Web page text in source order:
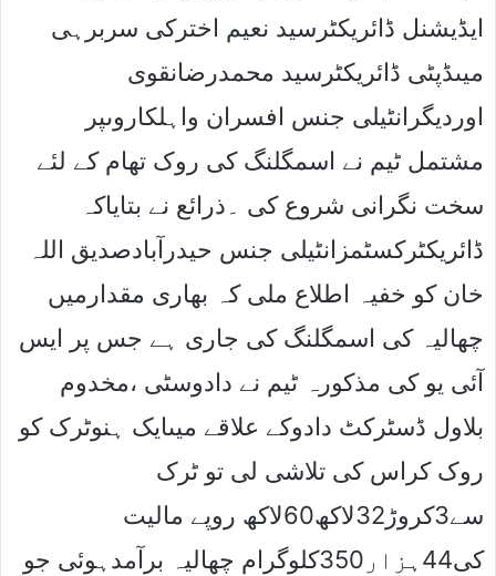
ایڈیشنل ڈائریکٹرسید نعیم اخترکی سربرہی
میںڈپٹی ڈائریکٹرسید محمدرضانقوی
اوردیگرانٹیلی جنس افسران واہلکاروںپر
مشتمل ٹیم نے اسمگلنگ کی روک تھام کے لئے
سخت نگرانی شروع کی ۔ذرائع نے بتایاکہ
ڈائریکٹرکسٹمزانٹیلی جنس حیدرآبادصدیق اللہ
خان کو خفیہ اطلاع ملی کہ بھاری مقدارمیں
چھالیہ کی اسمگلنگ کی جاری ہے جس پر ایس
آئی یو کی مذکورہ ٹیم نے دادوسٹی ،مخدوم
بلاول ڈسٹرکٹ دادوکے علاقے میںایک ہنوٹرک کو
روک کراس کی تلاشی لی تو ٹرک
سے3کروڑ32لاکھ60لاکھ روپے مالیت
کی44ہزار350کلوگرام چھالیہ برآمدہوئی جو